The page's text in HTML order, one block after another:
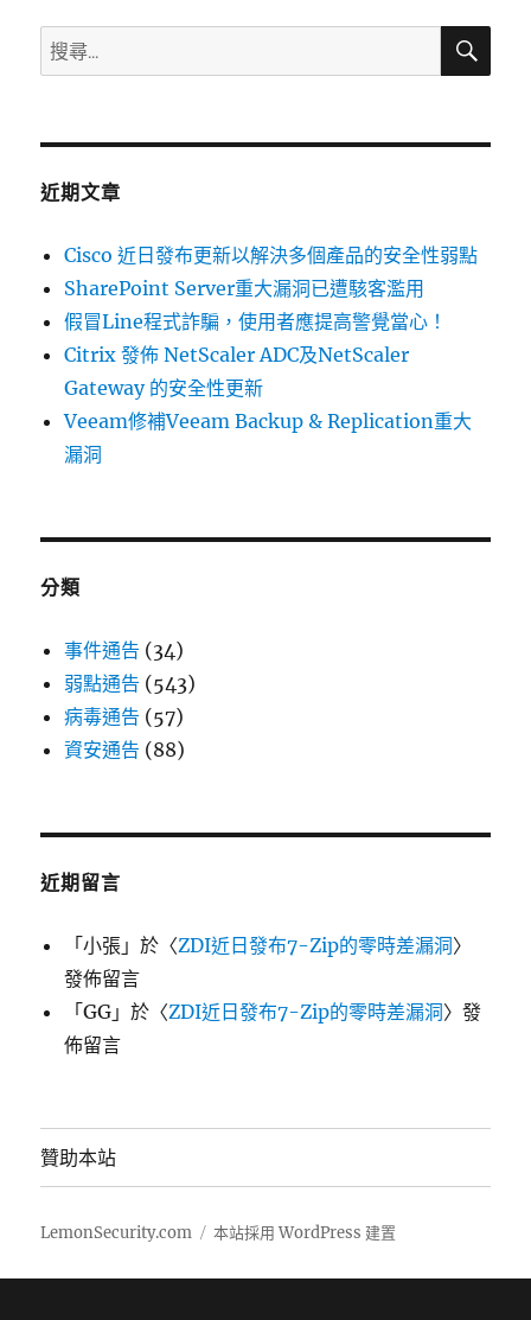
漏
已
搜
尋
鍵
搜
近期文章
Cisco 近日發布更新以解決多個產品的安全性弱點
SharePoint Server重大漏洞已遭駭客濫用
假冒Line程式詐騙，使用者應提高警覺當心！
Citrix 發佈 NetScaler ADC及NetScaler
Gateway 的安全性更新
Veeam修補Veeam Backup & Replication重大
漏洞
分類
事件通告 (34)
弱點通告 (543)
病毒通告 (57)
資安通告 (88)
近期留言
「小張 」於〈ZDI近日發布7-Zip的零時差漏洞〉
發佈留言
「GG 」於〈ZDI近日發布7-Zip的零時差漏洞〉發
佈留言
贊助本站
LemonSecurity.com 本站採用 WordPress 建置